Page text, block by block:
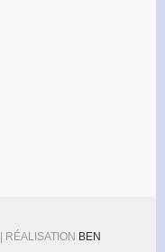
| RÉALISATION BEN